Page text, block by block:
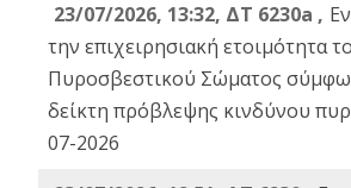
23/07/2026, 13:32, ΔΤ 6230a ,
την επιχειρησιακή ετοιμότητα
Πυροσβεστικού Σώματος
δείκτη πρόβλεψης κινδύνου
07-2026